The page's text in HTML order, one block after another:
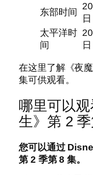
东部时间
日
太平洋时
间
日
在这里了解《夜
集可供观看。
哪里可以
生》第 2
您可以通过
第 2 季第 8 集。